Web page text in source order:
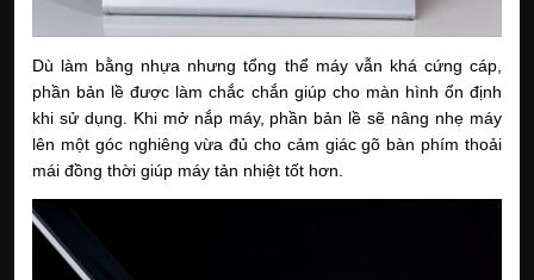
Dù làm bằng nhựa nhưng tổng thể máy vẫn khá cứng cáp,
phần bản lề được làm chắc chắn giúp cho màn hình ổn định
khi sử dụng. Khi mở nắp máy, phần bản lề sẽ nâng nhẹ máy
lên một góc nghiêng vừa đủ cho cảm giác gõ bàn phím thoải
mái đồng thời giúp máy tản nhiệt tốt hơn.